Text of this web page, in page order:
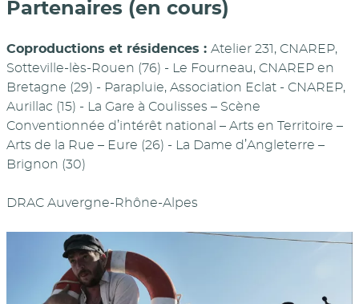
Partenaires (en cours)
Coproductions et résidences : Atelier 231, CNAREP,
Sotteville-lès-Rouen (76) - Le Fourneau, CNAREP en
Bretagne (29) - Parapluie, Association Eclat - CNAREP,
Aurillac (15) - La Gare à Coulisses – Scène
Conventionnée d’intérêt national – Arts en Territoire –
Arts de la Rue – Eure (26) - La Dame d’Angleterre –
Brignon (30)
DRAC Auvergne-Rhône-Alpes